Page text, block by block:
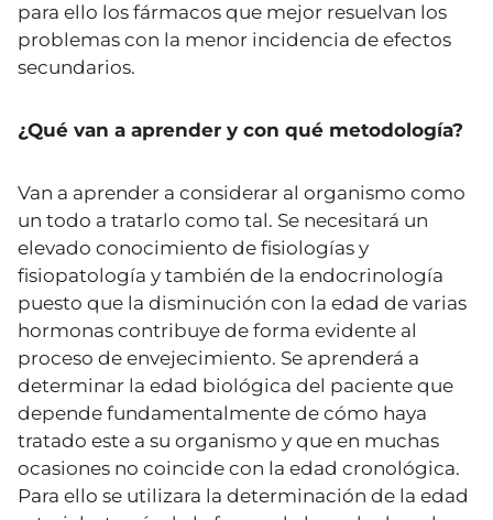
para ello los fármacos que mejor resuelvan los
problemas con la menor incidencia de efectos
secundarios.
¿Qué van a aprender y con qué metodología?
Van a aprender a considerar al organismo como
un todo a tratarlo como tal. Se necesitará un
elevado conocimiento de fisiologías y
fisiopatología y también de la endocrinología
puesto que la disminución con la edad de varias
hormonas contribuye de forma evidente al
proceso de envejecimiento. Se aprenderá a
determinar la edad biológica del paciente que
depende fundamentalmente de cómo haya
tratado este a su organismo y que en muchas
ocasiones no coincide con la edad cronológica.
Para ello se utilizara la determinación de la edad